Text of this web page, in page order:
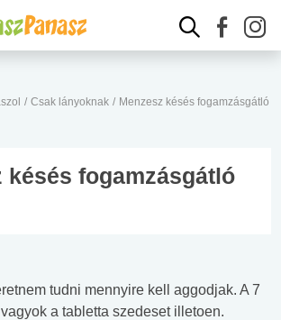
/ Csak lányoknak / Menzesz késés fogamzásgátló
késés fogamzásgátló
tudni mennyire kell aggodjak. A 7
a tabletta szedeset illetoen.